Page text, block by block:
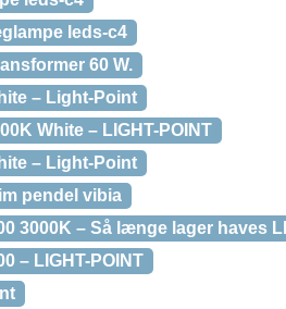
leds-c4
60 W.
– Light-Point
White – LIGHT-POINT
– Light-Point
pendel vibia
3000K – Så længe lager haves
– LIGHT-POINT